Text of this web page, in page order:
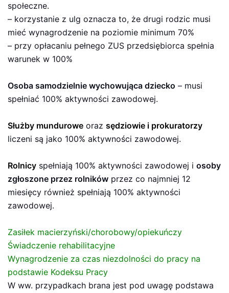
społeczne.
– korzystanie z ulg oznacza to, że drugi rodzic musi
mieć wynagrodzenie na poziomie minimum 70%
– przy opłacaniu pełnego ZUS przedsiębiorca spełnia
warunek w 100%
Osoba samodzielnie wychowująca dziecko – musi
spełniać 100% aktywności zawodowej.
Służby mundurowe oraz sędziowie i prokuratorzy
liczeni są jako 100% aktywności zawodowej.
Rolnicy spełniają 100% aktywności zawodowej i osoby
zgłoszone przez rolników przez co najmniej 12
miesięcy również spełniają 100% aktywności
zawodowej.
Zasiłek macierzyński/chorobowy/opiekuńczy
Świadczenie rehabilitacyjne
Wynagrodzenie za czas niezdolności do pracy na
podstawie Kodeksu Pracy
W ww. przypadkach brana jest pod uwagę podstawa